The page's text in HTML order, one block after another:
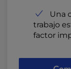
Una
trabajo
factor